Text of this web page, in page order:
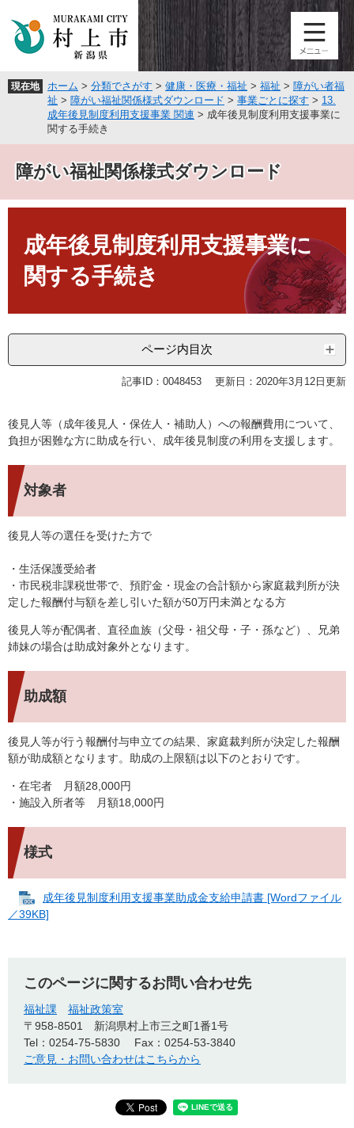
頭
飛現在地 ホーム > 分類でさがす > 健康・医療・福祉 > 福祉 > 障がい者福
祉 > 障がい福祉関係様式ダウンロード > 事業ごとに探す > 13.
成年後見制度利用支援事業 関連 > 成年後見制度利用支援事業に
関する手続き
障がい福祉関係様式ダウンロード
成年後見制度利用支援事業に
関する手続き
ページ内目次
記事ID：0048453 更新日：2020年3月12日更新
後見人等（成年後見人・保佐人・補助人）への報酬費用について、
負担が困難な方に助成を行い、成年後見制度の利用を支援します。
対象者
後見人等の選任を受けた方で
・生活保護受給者
・市民税非課税世帯で、預貯金・現金の合計額から家庭裁判所が決
定した報酬付与額を差し引いた額が50万円未満となる方
後見人等が配偶者、直径血族（父母・祖父母・子・孫など）、兄弟
姉妹の場合は助成対象外となります。
助成額
後見人等が行う報酬付与申立ての結果、家庭裁判所が決定した報酬
額が助成額となります。助成の上限額は以下のとおりです。
・在宅者 月額28,000円
・施設入所者等 月額18,000円
様式
成年後見制度利用支援事業助成金支給申請書 [Wordファイル
／39KB]
このページに関するお問い合わせ先
福祉課
福祉政策室
〒958-8501
新潟県村上市三之町1番1号
Tel：0254-75-5830
Fax：0254-53-3840
ご意見・お問い合わせはこちらから